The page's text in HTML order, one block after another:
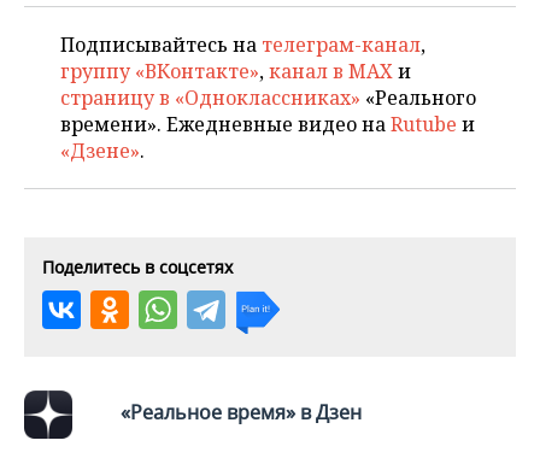
ONLINE-КОНФЕРЕНЦИИ
ОТКРЫТАЯ ЛЕКЦИЯ
ХОККЕЙ
БАСКЕТБОЛ
ВОЛЕЙБОЛ
ФИГУРНОЕ КАТАНИЕ
ВОДНЫЕ ВИДЫ СПОРТА
ВЛАСТЬ
ИНФРАСТРУКТУРА
ИСТОРИЯ
МЕДИЦИНА
ОБРАЗОВАНИЕ
СЮЖЕТЫ
СПРАВОЧНИК
СПИСОК ПЕРСОН
ПОЛНАЯ ВЕРСИЯ
Подписывайтесь на телеграм-канал,
группу «ВКонтакте»,канал в MAXи
страницу в «Одноклассниках» «Реального
времени». Ежедневные видео наRutube и
«Дзене».
Поделитесь в соцсетях
«Реальное время» в Дзен